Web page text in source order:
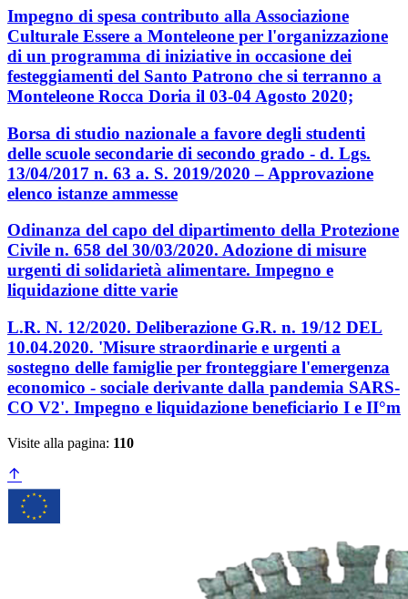
Impegno di spesa contributo alla Associazione
Culturale Essere a Monteleone per l'organizzazione
di un programma di iniziative in occasione dei
festeggiamenti del Santo Patrono che si terranno a
Monteleone Rocca Doria il 03-04 Agosto 2020;
Borsa di studio nazionale a favore degli studenti
delle scuole secondarie di secondo grado - d. Lgs.
13/04/2017 n. 63 a. S. 2019/2020 – Approvazione
elenco istanze ammesse
Odinanza del capo del dipartimento della Protezione
Civile n. 658 del 30/03/2020. Adozione di misure
urgenti di solidarietà alimentare. Impegno e
liquidazione ditte varie
L.R. N. 12/2020. Deliberazione G.R. n. 19/12 DEL
10.04.2020. 'Misure straordinarie e urgenti a
sostegno delle famiglie per fronteggiare l'emergenza
economico - sociale derivante dalla pandemia SARS-
CO V2'. Impegno e liquidazione beneficiario I e II°m
Visite alla pagina: 110